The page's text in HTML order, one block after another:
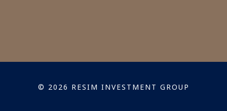
© 2026 RESIM INVESTMENT GROUP